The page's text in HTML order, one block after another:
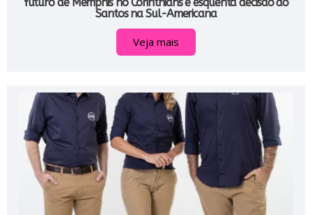
Santos na Sul-Americana
Veja mais